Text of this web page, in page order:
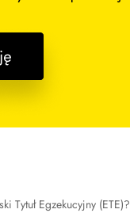
Tytuł Egzekucyjny (ETE)?